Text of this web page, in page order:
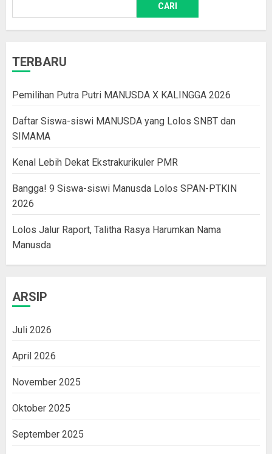
CARI
TERBARU
Pemilihan Putra Putri MANUSDA X KALINGGA 2026
Daftar Siswa-siswi MANUSDA yang Lolos SNBT dan
SIMAMA
Kenal Lebih Dekat Ekstrakurikuler PMR
Bangga! 9 Siswa-siswi Manusda Lolos SPAN-PTKIN
2026
Lolos Jalur Raport, Talitha Rasya Harumkan Nama
Manusda
ARSIP
Juli 2026
April 2026
November 2025
Oktober 2025
September 2025